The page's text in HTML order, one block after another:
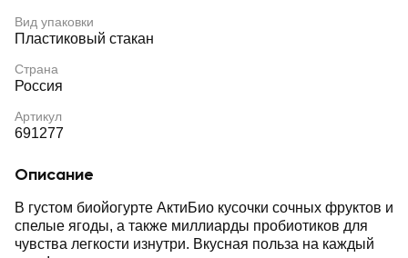
Вид упаковки
Пластиковый стакан
Страна
Россия
Артикул
691277
Описание
В густом биойогурте АктиБио кусочки сочных фруктов и
спелые ягоды, а также миллиарды пробиотиков для
чувства легкости изнутри. Вкусная польза на каждый